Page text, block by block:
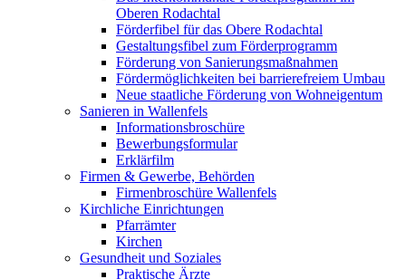
Oberen Rodachtal
Förderfibel für das Obere Rodachtal
Gestaltungsfibel zum Förderprogramm
Förderung von Sanierungsmaßnahmen
Fördermöglichkeiten bei barrierefreiem Umbau
Neue staatliche Förderung von Wohneigentum
Sanieren in Wallenfels
Informationsbroschüre
Bewerbungsformular
Erklärfilm
Firmen & Gewerbe, Behörden
Firmenbroschüre Wallenfels
Kirchliche Einrichtungen
Pfarrämter
Kirchen
Gesundheit und Soziales
Praktische Ärzte